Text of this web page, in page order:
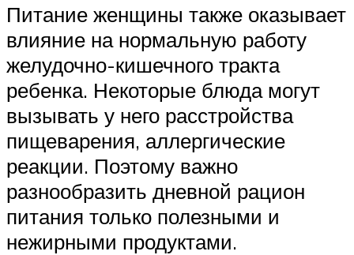
Питание женщины также оказывает
влияние на нормальную работу
желудочно-кишечного тракта
ребенка. Некоторые блюда могут
вызывать у него расстройства
пищеварения, аллергические
реакции. Поэтому важно
разнообразить дневной рацион
питания только полезными и
нежирными продуктами.